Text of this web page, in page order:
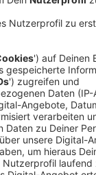
mit der
Der
Jahren immer
- vor allem
beschädigt und